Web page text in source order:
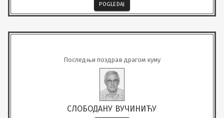
POGLEDAJ
Последњи поздрав драгом куму
СЛОБОДАНУ ВУЧИНИЋУ